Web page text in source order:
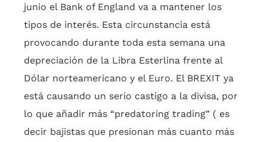
junio el Bank of England va a mantener los
tipos de interés. Esta circunstancia está
provocando durante toda esta semana una
depreciación de la Libra Esterlina frente al
Dólar norteamericano y el Euro. El BREXIT ya
está causando un serio castigo a la divisa, por
lo que añadir más “predatoring trading” ( es
decir bajistas que presionan más cuanto más